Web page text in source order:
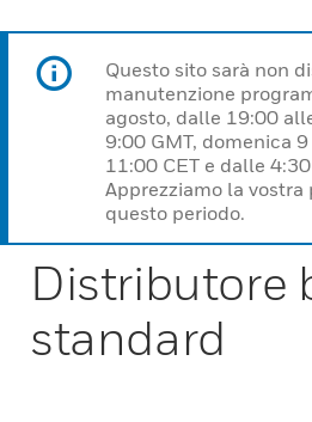
Questo sito sarà non
manutenzione
agosto, dalle 19:00
9:00 GMT, domenica
11:00 CET e dalle
Apprezziamo la vostra
questo periodo.
Distributore
standard